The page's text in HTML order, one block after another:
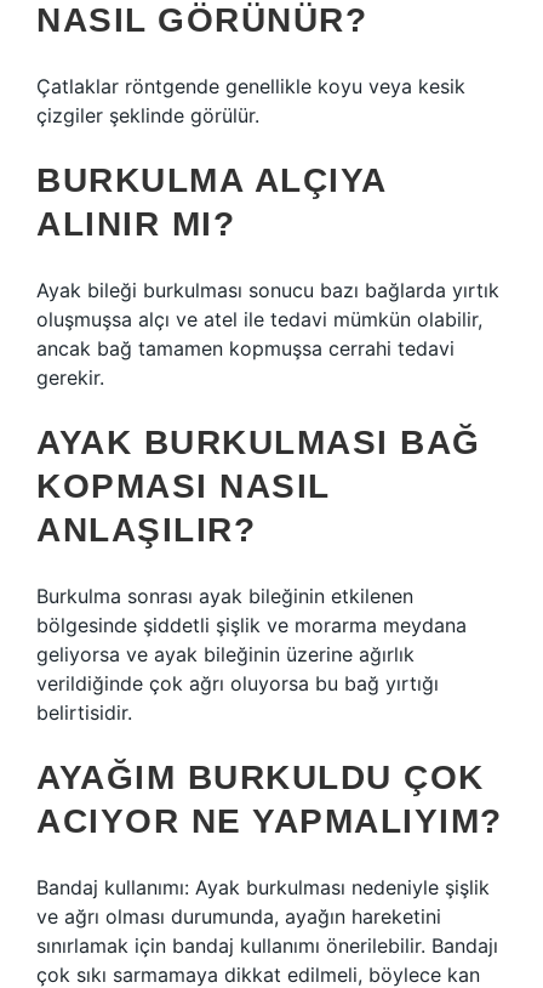
NASIL GÖRÜNÜR?
Çatlaklar röntgende genellikle koyu veya kesik
çizgiler şeklinde görülür.
BURKULMA ALÇIYA
ALINIR MI?
Ayak bileği burkulması sonucu bazı bağlarda yırtık
oluşmuşsa alçı ve atel ile tedavi mümkün olabilir,
ancak bağ tamamen kopmuşsa cerrahi tedavi
gerekir.
AYAK BURKULMASI BAĞ
KOPMASI NASIL
ANLAŞILIR?
Burkulma sonrası ayak bileğinin etkilenen
bölgesinde şiddetli şişlik ve morarma meydana
geliyorsa ve ayak bileğinin üzerine ağırlık
verildiğinde çok ağrı oluyorsa bu bağ yırtığı
belirtisidir.
AYAĞIM BURKULDU ÇOK
ACIYOR NE YAPMALIYIM?
Bandaj kullanımı: Ayak burkulması nedeniyle şişlik
ve ağrı olması durumunda, ayağın hareketini
sınırlamak için bandaj kullanımı önerilebilir. Bandajı
çok sıkı sarmamaya dikkat edilmeli, böylece kan